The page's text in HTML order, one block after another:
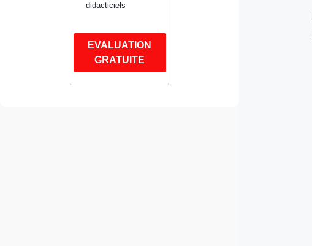
didacticiels
EVALUATION
GRATUITE